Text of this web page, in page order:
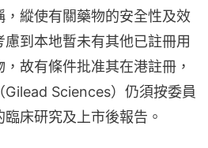
縱使有關藥物的安全性及效
到本地暫未有其他已註冊用
故有條件批准其在港註冊，
Sciences）仍須按委員
床研究及上市後報告。